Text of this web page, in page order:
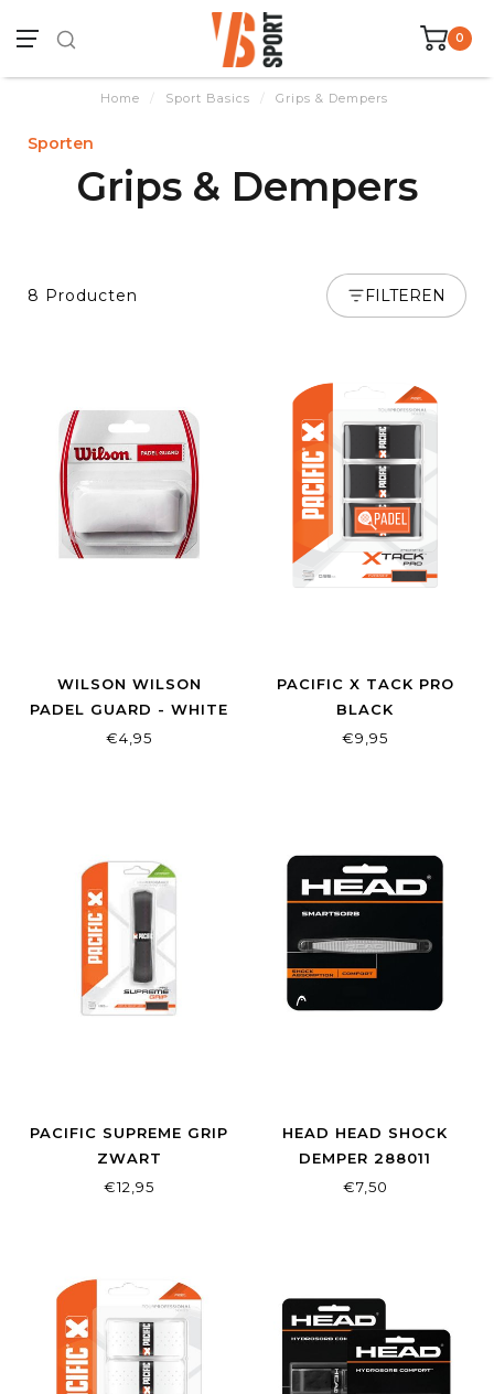
0
Home / Sport Basics / Grips & Dempers
Sporten
Grips & Dempers
8 Producten FILTEREN
WILSON WILSON
PADEL GUARD - WHITE
€4,95
PACIFIC X TACK PRO
BLACK
€9,95
PACIFIC SUPREME GRIP
ZWART
€12,95
HEAD HEAD SHOCK
DEMPER 288011
€7,50